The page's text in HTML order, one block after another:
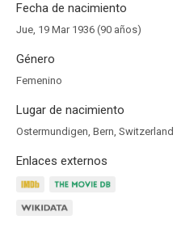
Fecha de nacimiento
Jue, 19 Mar 1936 (90 años)
Género
Femenino
Lugar de nacimiento
Ostermundigen, Bern, Switzerland
Enlaces externos